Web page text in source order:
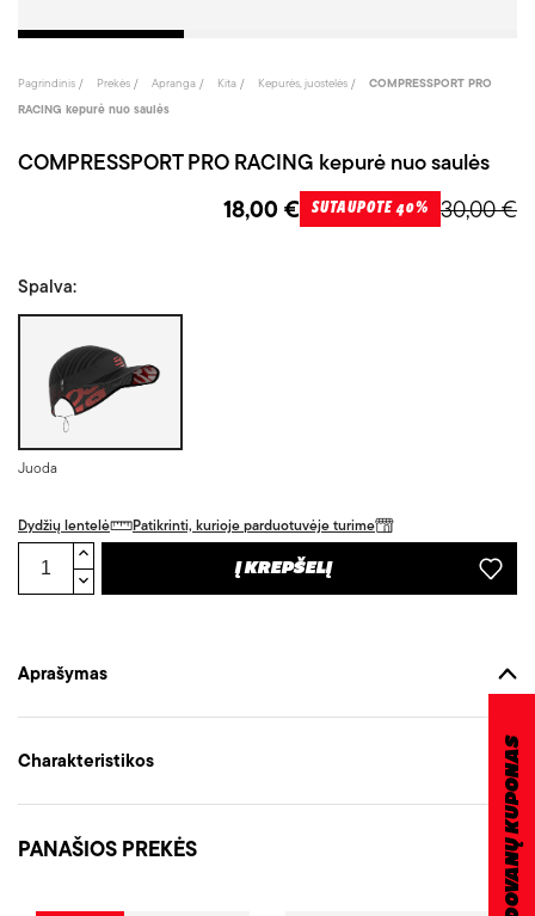
Pagrindinis Prekės Apranga Kita Kepurės, juostelės
COMPRESSPORT PRO
RACING kepurė nuo saulės
COMPRESSPORT PRO RACING kepurė nuo saulės
30,00 €
18,00 € SUTAUPOTE 40%
Spalva:
Juoda
Dydžių lentelė Patikrinti, kurioje parduotuvėje turime
Į KREPŠELĮ
Aprašymas
Charakteristikos
PANAŠIOS PREKĖS DOVANŲ KUPONAS